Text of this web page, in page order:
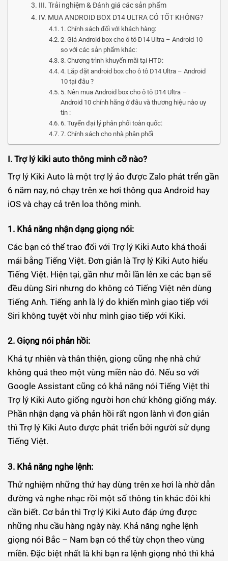
III. Trải nghiệm & Đánh giá các sản phẩm
IV. MUA ANDROID BOX D14 ULTRA CÓ TỐT KHÔNG?
1. Chính sách đối với khách hàng:
2. Giá Android box cho ô tô D14 Ultra – Android 10
so với các sản phẩm khác:
3. Chương trình khuyến mãi tại HTD:
4. Lắp đặt android box cho ô tô D14 Ultra – Android
10 tại đâu ?
5. Nên mua Android box cho ô tô D14 Ultra –
Android 10 chính hãng ở đâu và thương hiệu nào uy
tín :
6. Tuyển đại lý phân phối toàn quốc:
7. Chính sách cho nhà phân phối
I. Trợ lý kiki auto thông minh cỡ nào?
Trợ lý Kiki Auto là một trợ lý ảo được Zalo phát trển gần
6 năm nay, nó chạy trên xe hơi thông qua Android hay
iOS và chạy cả trên loa thông minh.
1. Khả năng nhận dạng giọng nói:
Các bạn có thể trao đổi với Trợ lý Kiki Auto khá thoải
mái bằng Tiếng Việt. Đơn giản là Trợ lý Kiki Auto hiểu
Tiếng Việt. Hiện tại, gần như mỗi lần lên xe các bạn sẽ
đều dùng Siri nhưng do không có Tiếng Việt nên dùng
Tiếng Anh. Tiếng anh là lý do khiến mình giao tiếp với
Siri không tuyệt vời như mình giao tiếp với Kiki.
2. Giọng nói phản hồi:
Khá tự nhiên và thân thiện, giọng cũng nhẹ nhà chứ
không quá theo một vùng miền nào đó. Nếu so với
Google Assistant cũng có khả năng nói Tiếng Việt thì
Trợ lý Kiki Auto giống người hơn chứ không giống máy.
Phần nhận dạng và phản hồi rất ngon lành vì đơn giản
thì Trợ lý Kiki Auto được phát triển bởi người sử dụng
Tiếng Việt.
3. Khả năng nghe lệnh:
Thử nghiệm những thứ hay dùng trên xe hơi là nhờ dẫn
đường và nghe nhạc rồi một số thông tin khác đôi khi
cần biết. Cơ bản thì Trợ lý Kiki Auto đáp ứng được
những nhu cầu hàng ngày này. Khả năng nghe lệnh
giọng nói Bắc – Nam bạn có thể tùy chọn theo vùng
miền. Đặc biệt nhất là khi bạn ra lệnh giọng nhỏ thì khả